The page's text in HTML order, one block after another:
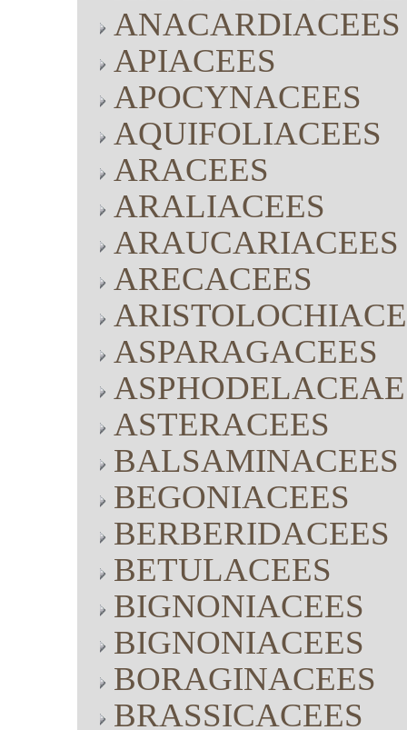
ANACARDIACEES
APIACEES
APOCYNACEES
AQUIFOLIACEES
ARACEES
ARALIACEES
ARAUCARIACEES
ARECACEES
ASPARAGACEES
ASPHODELACEAE
ASTERACEES
BALSAMINACEES
BEGONIACEES
BERBERIDACEES
BETULACEES
BIGNONIACEES
BIGNONIACEES
BORAGINACEES
BRASSICACEES